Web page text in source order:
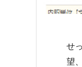
せ
望